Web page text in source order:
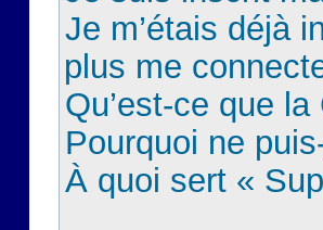
Je m’étais déjà
plus me
Qu’est-ce que la
Pourquoi ne
À quoi sert «